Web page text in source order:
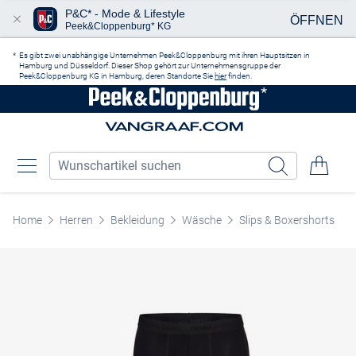
Es gibt zwei unabhängige Unternehmen Peek&Cloppenburg mit ihren Hauptsitzen in
Hamburg und Düsseldorf. Dieser Shop gehört zur Unternehmensgruppe der
Peek&Cloppenburg KG in Hamburg, deren Standorte Sie hierfinden.
Home Herren Bekleidung Wäsche Slips & Boxershorts
P&C* - Mode & Lifestyle
Peek&Cloppenburg* KG ÖFFNEN